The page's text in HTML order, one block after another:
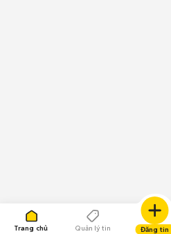
Trang chủ Quản lý tin Đăng tin